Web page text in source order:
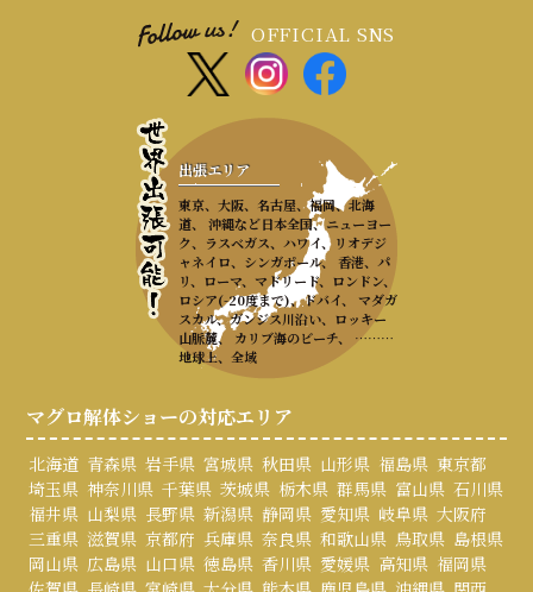
OFFICIAL SNS
出張エリア
東京、大阪、名古屋、福岡、北海
道、 沖縄など日本全国、ニューヨー
ク、ラスベガス、ハワイ、リオデジ
ャネイロ、シンガポール、 香港、パ
リ、ローマ、マドリード、ロンドン、
ロシア(-20度まで)、ドバイ、 マダガ
スカル、ガンジス川沿い、ロッキー
山脈麓、 カリブ海のビーチ、 ………
地球上、全域
マグロ解体ショーの対応エリア
北海道 青森県 岩手県 宮城県 秋田県 山形県 福島県 東京都
埼玉県 神奈川県 千葉県 茨城県 栃木県 群馬県 富山県 石川県
福井県 山梨県 長野県 新潟県 静岡県 愛知県 岐阜県 大阪府
三重県 滋賀県 京都府 兵庫県 奈良県 和歌山県 鳥取県 島根県
岡山県 広島県 山口県 徳島県 香川県 愛媛県 高知県 福岡県